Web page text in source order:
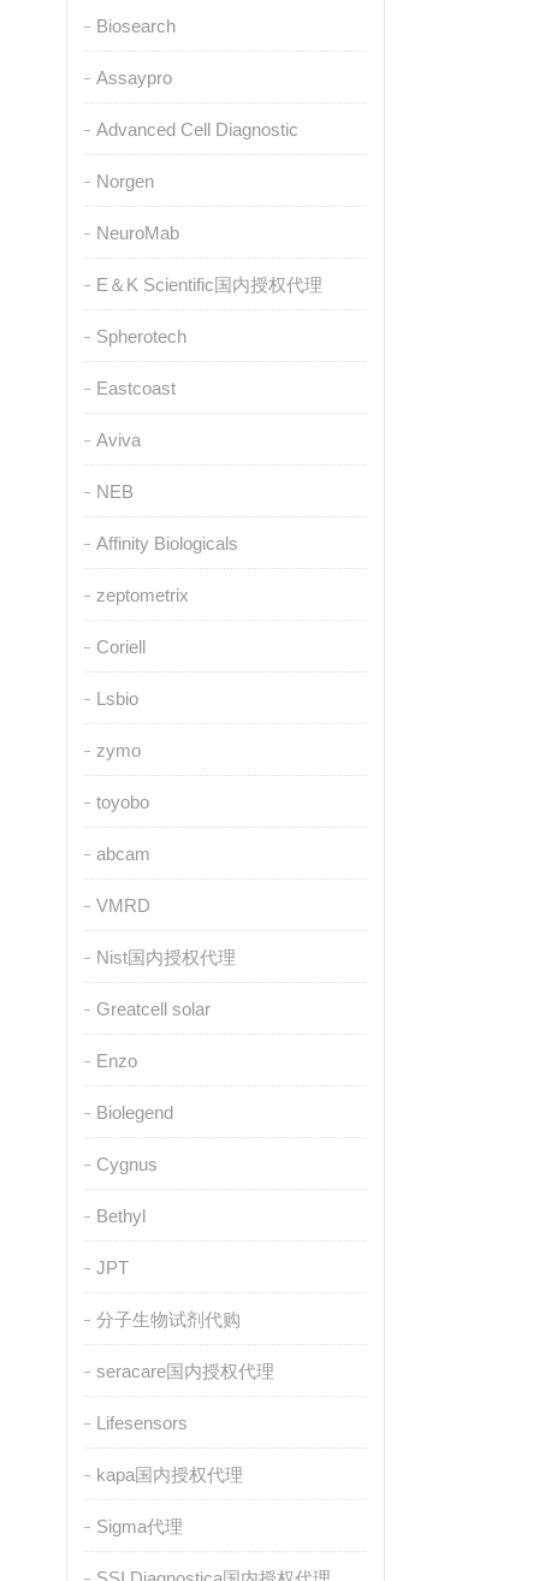
Biosearch
Assaypro
Advanced Cell Diagnostic
Norgen
NeuroMab
E＆K Scientific国内授权代理
Spherotech
Eastcoast
Aviva
NEB
Affinity Biologicals
zeptometrix
Coriell
Lsbio
zymo
toyobo
abcam
VMRD
Nist国内授权代理
Greatcell solar
Enzo
Biolegend
Cygnus
Bethyl
JPT
分子生物试剂代购
seracare国内授权代理
Lifesensors
kapa国内授权代理
Sigma代理